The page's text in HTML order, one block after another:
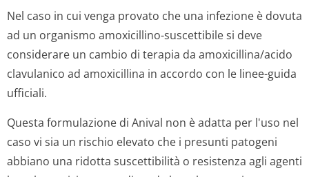
Nel caso in cui venga provato che una infezione è dovuta
ad un organismo amoxicillino-suscettibile si deve
considerare un cambio di terapia da amoxicillina/acido
clavulanico ad amoxicillina in accordo con le linee-guida
ufficiali.
Questa formulazione di Anival non è adatta per l'uso nel
caso vi sia un rischio elevato che i presunti patogeni
abbiano una ridotta suscettibilità o resistenza agli agenti